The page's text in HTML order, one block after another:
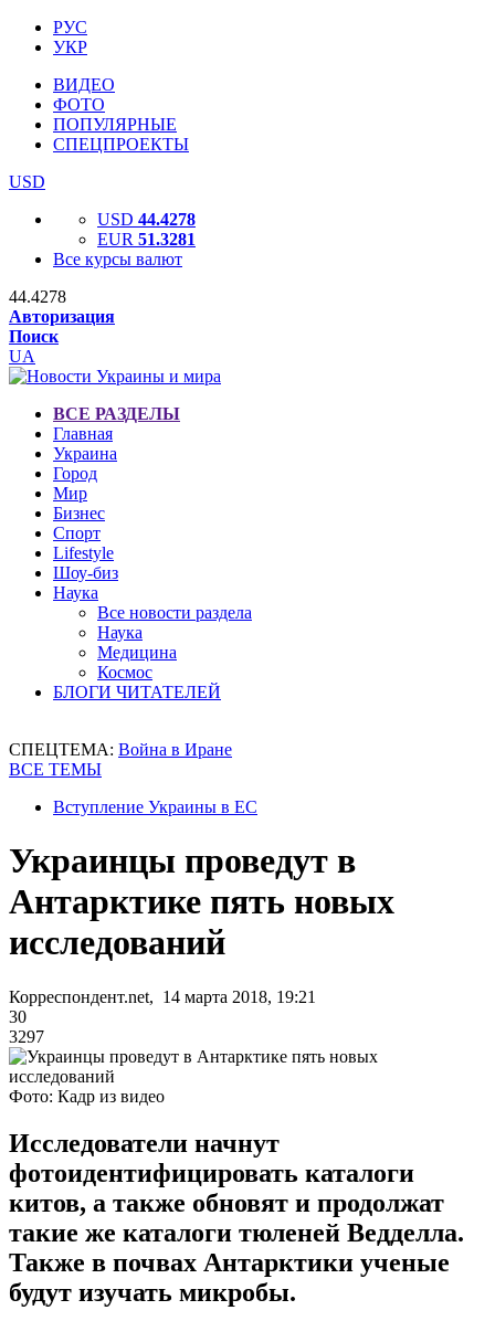
РУС
УКР
ВИДЕО
ФОТО
ПОПУЛЯРНЫЕ
СПЕЦПРОЕКТЫ
USD
USD 44.4278
EUR 51.3281
Все курсы валют
44.4278
Авторизация
Поиск
UA
ВСЕ РАЗДЕЛЫ
Главная
Украина
Город
Мир
Бизнес
Спорт
Lifestyle
Шоу-биз
Наука
Все новости раздела
Наука
Медицина
Космос
БЛОГИ ЧИТАТЕЛЕЙ
СПЕЦТЕМА: Война в Иране
ВСЕ ТЕМЫ
Вступление Украины в ЕС
Украинцы проведут в
Антарктике пять новых
исследований
Корреспондент.net, 14 марта 2018, 19:21
30
3297
Фото: Кадр из видео
Исследователи начнут
фотоидентифицировать каталоги
китов, а также обновят и продолжат
такие же каталоги тюленей Ведделла.
Также в почвах Антарктики ученые
будут изучать микробы.